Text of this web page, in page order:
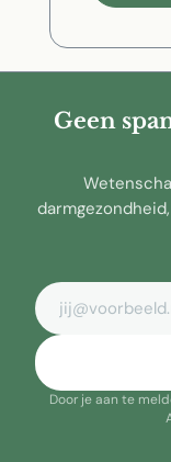
Geen
E-mailadres
Door je aan te